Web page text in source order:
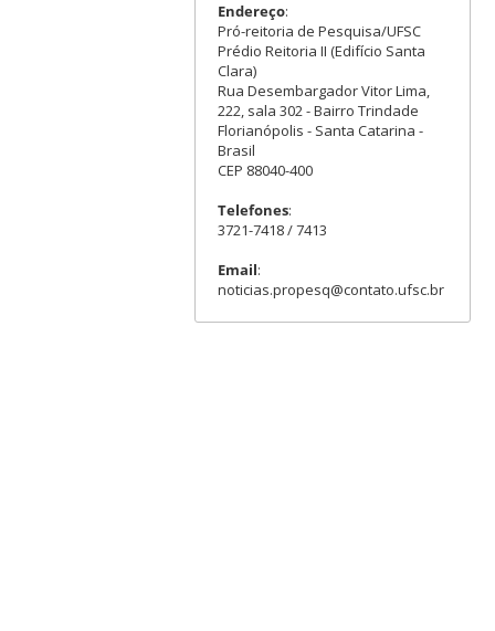
Endereço:
Pró-reitoria de Pesquisa/UFSC
Prédio Reitoria II (Edifício Santa
Clara)
Rua Desembargador Vitor Lima,
222, sala 302 - Bairro Trindade
Florianópolis - Santa Catarina -
Brasil
CEP 88040-400
Telefones:
3721-7418 / 7413
Email:
noticias.propesq@contato.ufsc.br